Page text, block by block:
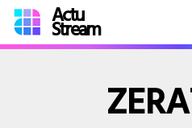
Actu
Stream